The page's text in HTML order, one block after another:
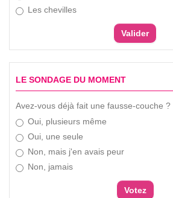
Les chevilles
LE SONDAGE DU MOMENT
Avez-vous déjà fait une fausse-couche ?
Oui, plusieurs même
Oui, une seule
Non, mais j'en avais peur
Non, jamais